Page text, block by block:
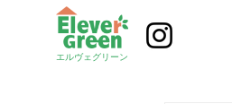
エルヴェグリーン